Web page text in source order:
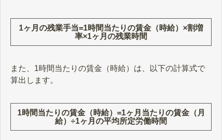
1ヶ月の残業手当=1時間当たりの賃金（時給）×割増
率×1ヶ月の残業時間
また、1時間当たりの賃金（時給）は、以下の計算式で
算出します。
1時間当たりの賃金（時給）=1ヶ月当たりの賃金（月
給）÷1ヶ月の平均所定労働時間